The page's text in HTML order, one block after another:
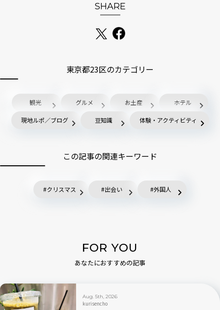
SHARE
東京都23区のカテゴリー
観光 グルメ お土産 ホテル
現地ルポ／ブログ 豆知識 体験・アクティビティ
この記事の関連キーワード
クリスマス 出会い 外国人
FOR YOU
あなたにおすすめの記事
Aug. 5th, 2026
kurisencho